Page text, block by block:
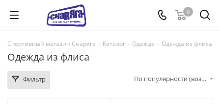
0
Спортивный магазин Снаряга - Каталог - Одежда - Одежда из флиса
Одежда из флиса
Фильтр По популярности (возрастание)